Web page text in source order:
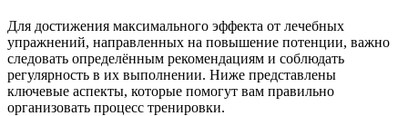
Для достижения максимального эффекта от лечебных
упражнений, направленных на повышение потенции, важно
следовать определённым рекомендациям и соблюдать
регулярность в их выполнении. Ниже представлены
ключевые аспекты, которые помогут вам правильно
организовать процесс тренировки.